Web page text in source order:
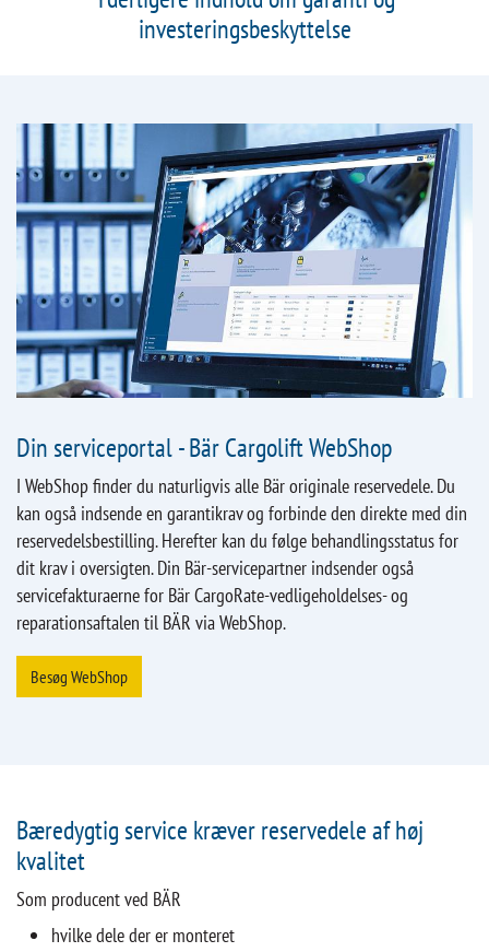
investeringsbeskyttelse
Din serviceportal - Bär Cargolift WebShop
I WebShop finder du naturligvis alle Bär originale reservedele. Du
kan også indsende en garantikrav og forbinde den direkte med din
reservedelsbestilling. Herefter kan du følge behandlingsstatus for
dit krav i oversigten. Din Bär-servicepartner indsender også
servicefakturaerne for Bär CargoRate-vedligeholdelses- og
reparationsaftalen til BÄR via WebShop.
Besøg WebShop
Bæredygtig service kræver reservedele af høj
kvalitet
Som producent ved BÄR
hvilke dele der er monteret